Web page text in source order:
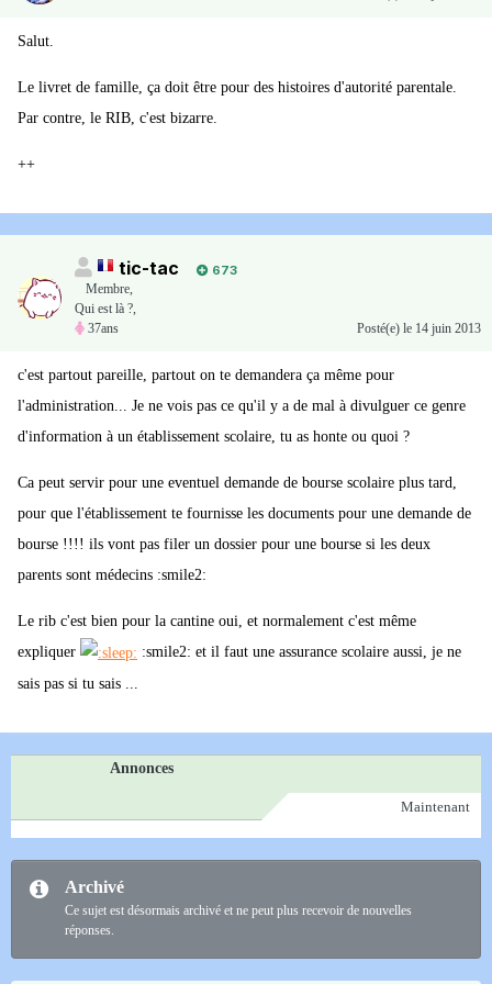
Salut.
Le livret de famille, ça doit être pour des histoires d'autorité parentale.
Par contre, le RIB, c'est bizarre.
++
tic-tac
673
Membre,
Qui est là ?,
37ans
Posté(e) le 14 juin 2013
c'est partout pareille, partout on te demandera ça même pour
l'administration... Je ne vois pas ce qu'il y a de mal à divulguer ce genre
d'information à un établissement scolaire, tu as honte ou quoi ?
Ca peut servir pour une eventuel demande de bourse scolaire plus tard,
pour que l'établissement te fournisse les documents pour une demande de
bourse !!!! ils vont pas filer un dossier pour une bourse si les deux
parents sont médecins :smile2:
Le rib c'est bien pour la cantine oui, et normalement c'est même
expliquer
:smile2: et il faut une assurance scolaire aussi, je ne
sais pas si tu sais ...
Annonces
Maintenant
Archivé
Ce sujet est désormais archivé et ne peut plus recevoir de nouvelles
réponses.